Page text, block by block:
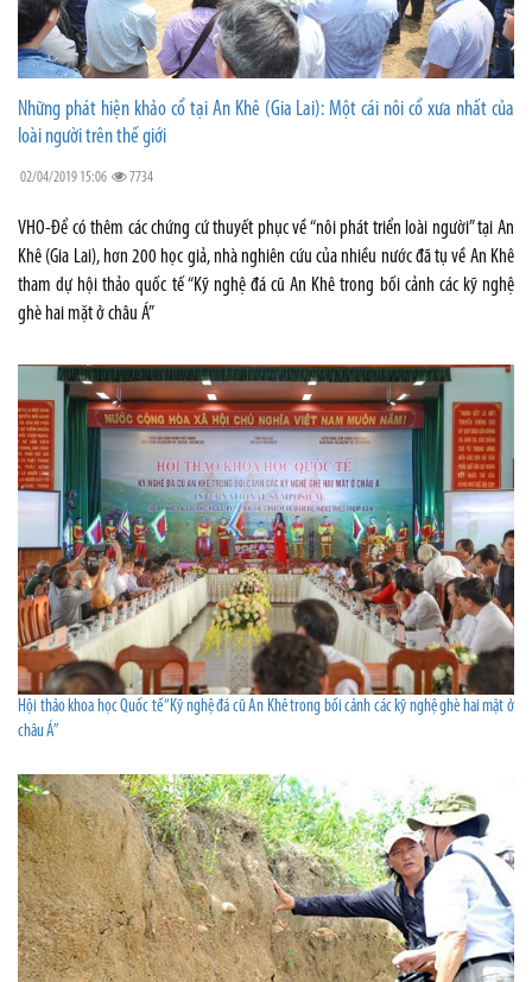
Những phát hiện khảo cổ tại An Khê (Gia Lai): Một cái nôi cổ xưa nhất của
loài người trên thế giới
02/04/2019 15:06 7734
VHO-Để có thêm các chứng cứ thuyết phục về “nôi phát triển loài người” tại An
Khê (Gia Lai), hơn 200 học giả, nhà nghiên cứu của nhiều nước đã tụ về An Khê
tham dự hội thảo quốc tế “Kỹ nghệ đá cũ An Khê trong bối cảnh các kỹ nghệ
ghè hai mặt ở châu Á”
Hội thảo khoa học Quốc tế “Kỹ nghệ đá cũ An Khê trong bối cảnh các kỹ nghệ ghè hai mặt ở
châu Á”